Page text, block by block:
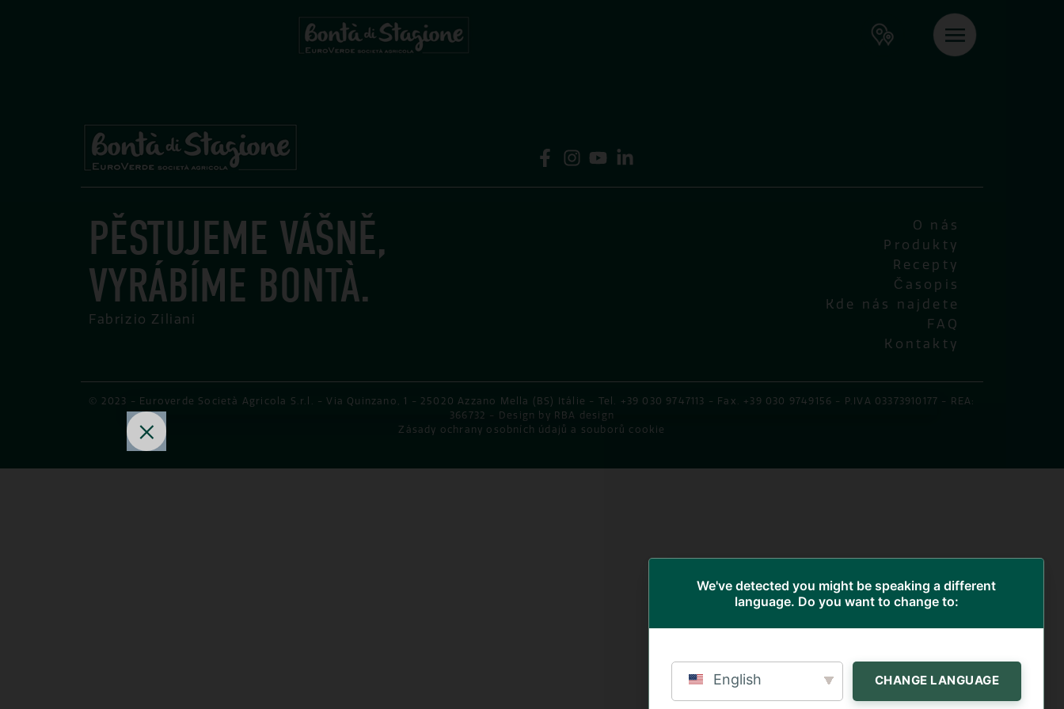
Zelené olivy
PĚSTUJEME VÁŠNĚ,
VYRÁBÍME BONTÀ.
Fabrizio Ziliani
O nás
Produkty
Recepty
Časopis
Kde nás najdete
FAQ
Kontakty
© 2023 - Euroverde Società Agricola S.r.l. - Via Quinzano, 1 - 25020 Azzano Mella (BS) Itálie - Tel. +39 030 9747113 - Fax. +39 030 9749156 - P.IVA 03373910177 - REA:
366732 -
Design by RBA design
Zásady ochrany osobních údajů a souborů cookie
We've detected you might be speaking a different
language. Do you want to change to:
English CHANGE LANGUAGE